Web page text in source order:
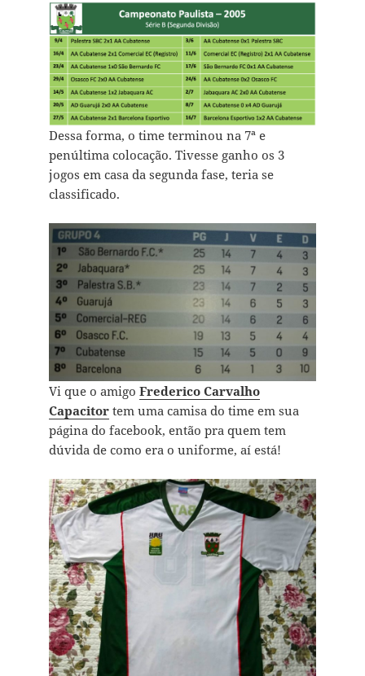
Dessa forma, o time terminou na 7ª e
penúltima colocação. Tivesse ganho os 3
jogos em casa da segunda fase, teria se
classificado.
Vi que o amigo Frederico Carvalho
Capacitor tem uma camisa do time em sua
página do facebook, então pra quem tem
dúvida de como era o uniforme, aí está!